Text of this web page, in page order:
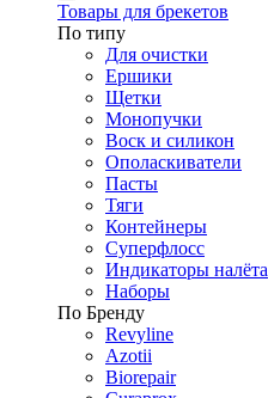
Товары для брекетов
По типу
Для очистки
Ершики
Щетки
Монопучки
Воск и силикон
Ополаскиватели
Пасты
Тяги
Контейнеры
Суперфлосс
Индикаторы налёта
Наборы
По Бренду
Revyline
Azotii
Biorepair